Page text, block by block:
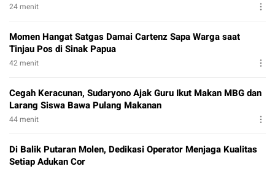
24 menit
Momen Hangat Satgas Damai Cartenz Sapa Warga saat
Tinjau Pos di Sinak Papua
42 menit
Cegah Keracunan, Sudaryono Ajak Guru Ikut Makan MBG dan
Larang Siswa Bawa Pulang Makanan
44 menit
Di Balik Putaran Molen, Dedikasi Operator Menjaga Kualitas
Setiap Adukan Cor